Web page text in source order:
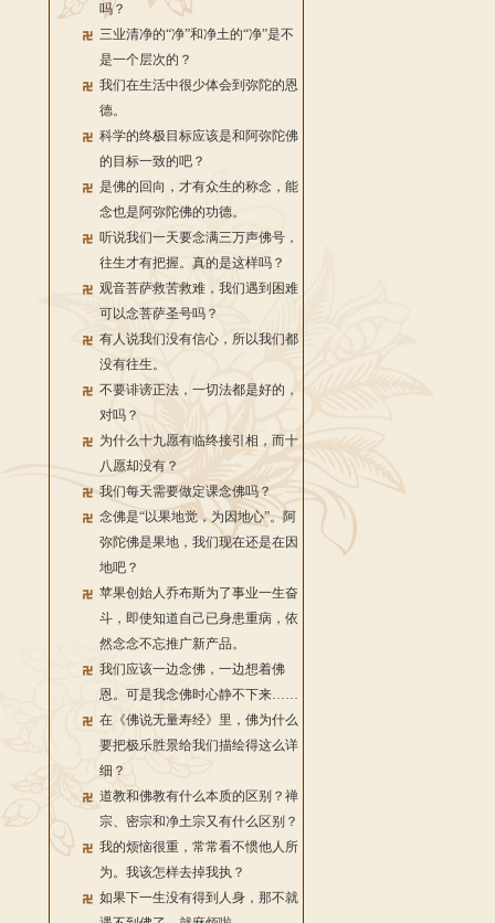
吗？
三业清净的“净”和净土的“净”是不
是一个层次的？
我们在生活中很少体会到弥陀的恩
德。
科学的终极目标应该是和阿弥陀佛
的目标一致的吧？
是佛的回向，才有众生的称念，能
念也是阿弥陀佛的功德。
听说我们一天要念满三万声佛号，
往生才有把握。真的是这样吗？
观音菩萨救苦救难，我们遇到困难
可以念菩萨圣号吗？
有人说我们没有信心，所以我们都
没有往生。
不要诽谤正法，一切法都是好的，
对吗？
为什么十九愿有临终接引相，而十
八愿却没有？
我们每天需要做定课念佛吗？
念佛是“以果地觉，为因地心”。阿
弥陀佛是果地，我们现在还是在因
地吧？
苹果创始人乔布斯为了事业一生奋
斗，即使知道自己已身患重病，依
然念念不忘推广新产品。
我们应该一边念佛，一边想着佛
恩。可是我念佛时心静不下来……
在《佛说无量寿经》里，佛为什么
要把极乐胜景给我们描绘得这么详
细？
道教和佛教有什么本质的区别？禅
宗、密宗和净土宗又有什么区别？
我的烦恼很重，常常看不惯他人所
为。我该怎样去掉我执？
如果下一生没有得到人身，那不就